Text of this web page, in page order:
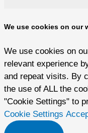
We use cookies on our
We use cookies on
relevant experience
and repeat visits. By
the use of ALL the
"Cookie Settings" to
Cookie Settings